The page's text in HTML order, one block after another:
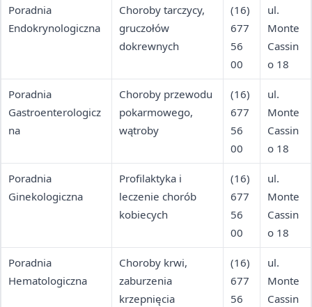
Poradnia
Endokrynologiczna
Choroby tarczycy,
gruczołów
dokrewnych
(16)
677
56
00
ul.
Monte
Cassin
o 18
Poradnia
Gastroenterologicz
na
Choroby przewodu
pokarmowego,
wątroby
(16)
677
56
00
ul.
Monte
Cassin
o 18
Poradnia
Ginekologiczna
Profilaktyka i
leczenie chorób
kobiecych
(16)
677
56
00
ul.
Monte
Cassin
o 18
Poradnia
Hematologiczna
Choroby krwi,
zaburzenia
krzepnięcia
(16)
677
56
ul.
Monte
Cassin